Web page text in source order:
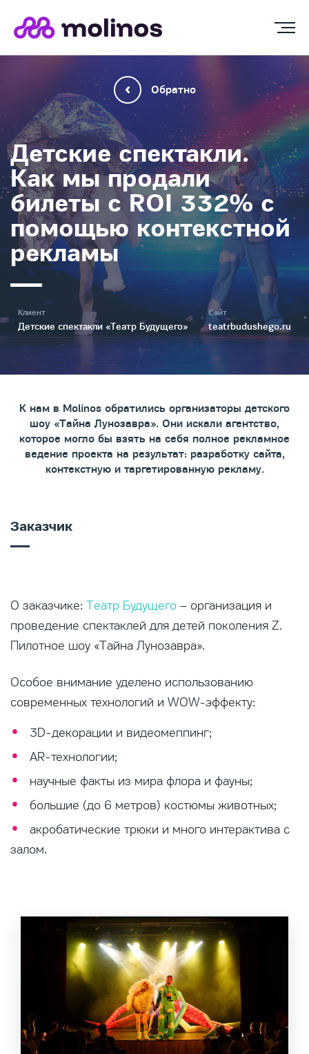
Обратно
Детские спектакли.
Как мы продали
билеты с ROI 332% с
помощью контекстной
рекламы
Клиент
Детские спектакли «Театр Будущего»
Сайт
teatrbudushego.ru
К нам в Molinos обратились организаторы детского
шоу «Тайна Лунозавра». Они искали агентство,
которое могло бы взять на себя полное рекламное
ведение проекта на результат: разработку сайта,
контекстную и таргетированную рекламу.
Заказчик
О заказчике: Театр Будущего – организация и
проведение спектаклей для детей поколения Z.
Пилотное шоу «Тайна Лунозавра».
Особое внимание уделено использованию
современных технологий и WOW-эффекту:
3D-декорации и видеомеппинг;
AR-технологии;
научные факты из мира флора и фауны;
большие (до 6 метров) костюмы животных;
акробатические трюки и много интерактива с
залом.